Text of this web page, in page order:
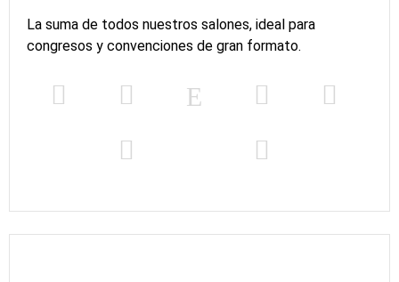
La suma de todos nuestros salones, ideal para
congresos y convenciones de gran formato.